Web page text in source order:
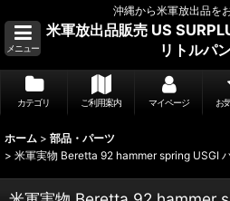
沖縄から米軍放出品を
メニュー
米軍放出品販売 US
リトルパ
カテゴリ ご利用案内 マイページ お
ホーム > 部品・パーツ
> 米軍実物 Beretta 92 hammer spring USGI